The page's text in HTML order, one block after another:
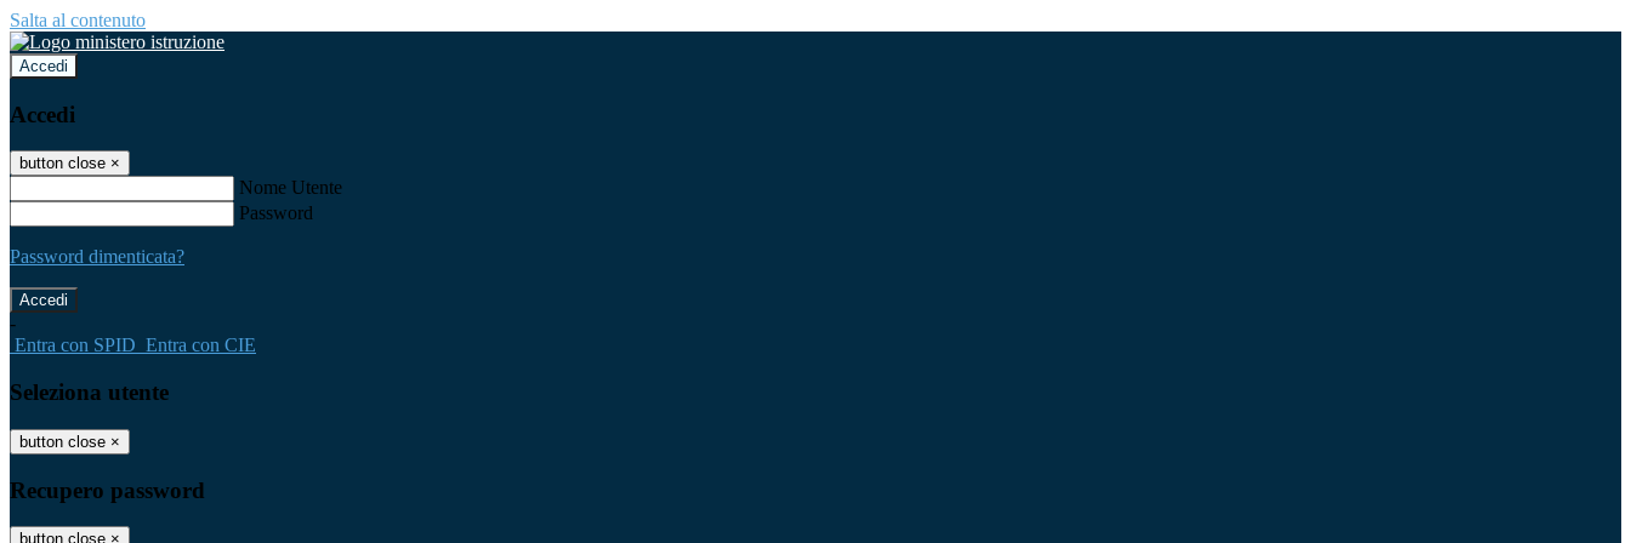
Salta al contenuto
Accedi
Accedi
button close ×
Nome Utente
Password
Password dimenticata?
-
Entra con SPID Entra con CIE
Seleziona utente
button close ×
Recupero password
button close ×